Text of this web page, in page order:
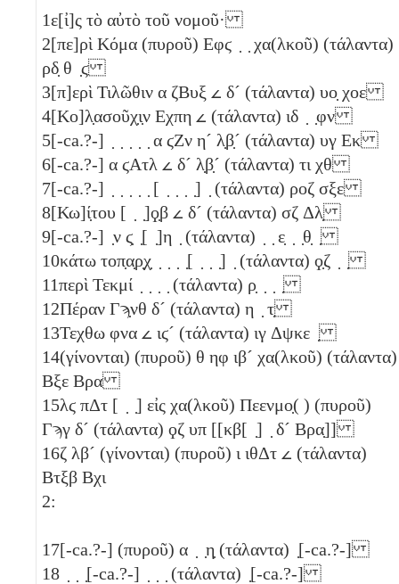
1ε[ἰ]ς τὸ αὐτὸ τοῦ νομοῦ·
2[πε]ρὶ Κόμα (πυροῦ) Εφϛ ̣ ̣ χα(λκοῦ) (τάλαντα)
ρδ̣ θ ϛ
3[π]ερὶ Τιλῶθιν α ζΒυξ 𐅵 δ´ (τάλαντα) υο̣ χοε
4[Κο]λ̣ασοῦχ̣ι̣ν Εχπη 𐅵 (τάλαντα) ιδ
φν
5[-ca.?-] ̣ ̣ ̣ ̣ ̣ α ϛΖν η´ λ̣β̣´ (τάλαντα) υγ Εκ
6[-ca.?-] α ϛΑτλ 𐅵 δ´ λ̣β̣´ (τάλαντα) τι χθ
7[-ca.?-] ̣ ̣ ̣ ̣ ̣ [ ̣ ̣ ̣ ̣] ̣ (τάλαντα) ροζ σξε
8[Κω]ί̣του [ ̣ ̣]ϙ̣β 𐅵 δ´ (τάλαντα) σζ Δλ̣
9[-ca.?-] ̣ν ϛ̣ ̣[ ̣]η ̣ (τάλαντα) ̣ ̣ ε̣ θ̣ ̣
10κάτω τοπ̣α̣ρ̣χ̣ ̣ ̣ ̣ ̣[ ̣ ̣ ̣] ̣ (τάλαντα) ϙ̣ζ ̣ ̣
11περὶ Τεκμί ̣ ̣ ̣ ̣ (τάλαντα) ρ̣ ̣ ̣ ̣
12Πέραν Γϡ̣νθ δ´ (τάλαντα) η
τ̣
13Τεχθω φνα 𐅵 ιϛ´ (τάλαντα) ιγ Δψκε ̣
14(γίνονται) (πυροῦ) θ ηφ ιβ´ χα(λκοῦ) (τάλαντα)
Βξε Βρα
15λϛ πΔτ [ ̣ ̣] εἰς χα(λκοῦ) Πεενμο̣( ) (πυροῦ)
Γϡγ δ´ (τάλαντα) ϙζ υπ [[κβ[ ̣] ̣ δ´ Βρα̣]]
16ζ λβ´ (γίνονται) (πυροῦ) ι ιθΔτ 𐅵 (τάλαντα)
Βτξβ Βχι
2:
17[-ca.?-] (πυροῦ) α η̣ (τάλαντα) ̣[-ca.?-]
18 ̣ ̣ ̣[-ca.?-] ̣ ̣ ̣ (τάλαντα) ̣[-ca.?-]